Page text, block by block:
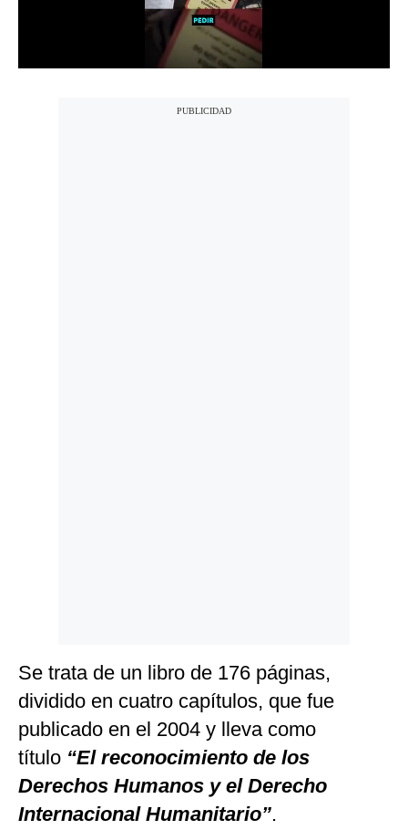
Se trata de un libro de 176 páginas,
dividido en cuatro capítulos, que fue
publicado en el 2004 y lleva como
título “El reconocimiento de los
Derechos Humanos y el Derecho
Internacional Humanitario”.